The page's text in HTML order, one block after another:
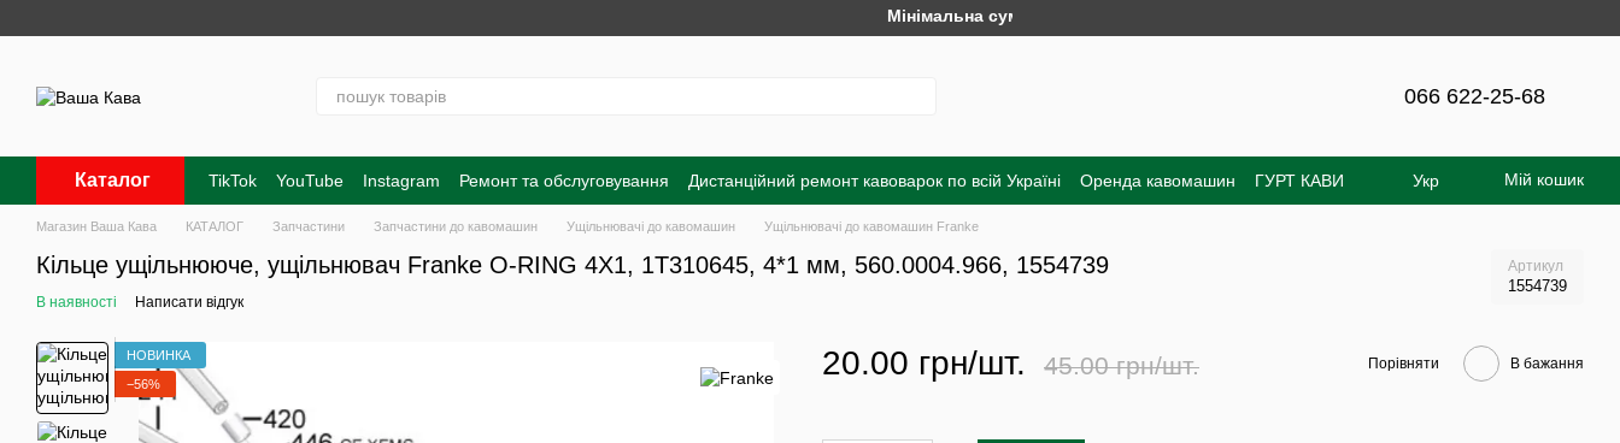
Мінімальна сума замовлення на сайті - 300 грн!
066 622-25-68
Каталог TikTok YouTube Instagram Ремонт та обслуговування Дистанційний ремонт кавоварок по всій Україні Оренда кавомашин
ГУРТ КАВИ
Контакти
Про нас Оплата і доставка Обмін та повернення Договір публічної оферти Угода користувача Відгуки про магазин
Укр Мій кошик
Магазин Ваша Кава КАТАЛОГ Запчастини Запчастини до кавомашин Ущільнювачі до кавомашин Ущільнювачі до кавомашин Franke
Кільце ущільнююче, ущільнювач Franke O-RING 4X1, 1T310645, 4*1 мм, 560.0004.966, 1554739 Артикул
1554739
В наявності Написати відгук
НОВИНКА
−56%
20.00 грн/шт. 45.00 грн/шт. Порівняти В бажання